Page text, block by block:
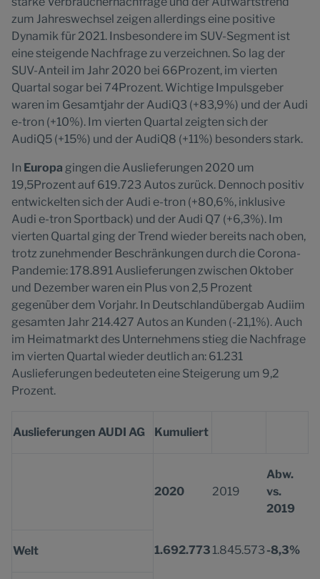
zum Jahreswechsel zeigen allerdings eine positive
Dynamik für 2021. Insbesondere im SUV-Segment ist
eine steigende Nachfrage zu verzeichnen. So lag der
SUV-Anteil im Jahr 2020 bei 66Prozent, im vierten
Quartal sogar bei 74Prozent. Wichtige Impulsgeber
waren im Gesamtjahr der AudiQ3 (+83,9%) und der Audi
e-tron (+10%). Im vierten Quartal zeigten sich der
AudiQ5 (+15%) und der AudiQ8 (+11%) besonders stark.
In Europa gingen die Auslieferungen 2020 um
19,5Prozent auf 619.723 Autos zurück. Dennoch positiv
entwickelten sich der Audi e-tron (+80,6%, inklusive
Audi e-tron Sportback) und der Audi Q7 (+6,3%). Im
vierten Quartal ging der Trend wieder bereits nach oben,
trotz zunehmender Beschränkungen durch die Corona-
Pandemie: 178.891 Auslieferungen zwischen Oktober
und Dezember waren ein Plus von 2,5 Prozent
gegenüber dem Vorjahr. In Deutschlandübergab Audiim
gesamten Jahr 214.427 Autos an Kunden (-21,1%). Auch
im Heimatmarkt des Unternehmens stieg die Nachfrage
im vierten Quartal wieder deutlich an: 61.231
Auslieferungen bedeuteten eine Steigerung um 9,2
Prozent.
Auslieferungen AUDI AG Kumuliert
2020 2019
Abw.
vs.
2019
Welt 1.692.773 1.845.573 -8,3%